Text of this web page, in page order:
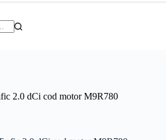
2.0 dCi cod motor M9R780